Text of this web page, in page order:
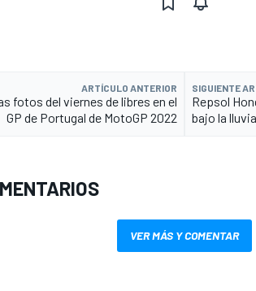
ARTÍCULO ANTERIOR
fotos del viernes de libres en el
GP de Portugal de MotoGP 2022
SIGUIENTE
Repsol
bajo la lluvia
VER MÁS Y COMENTAR